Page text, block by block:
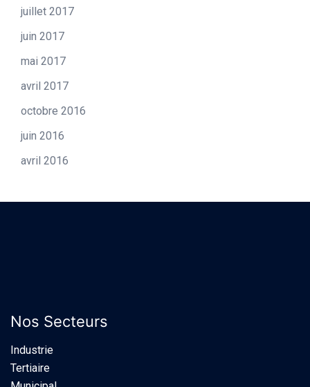
juillet 2017
juin 2017
mai 2017
avril 2017
octobre 2016
juin 2016
avril 2016
Nos Secteurs
Industrie​
Tertiaire